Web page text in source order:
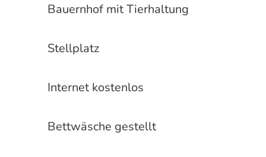
Bauernhof mit Tierhaltung
Stellplatz
Internet kostenlos
Bettwäsche gestellt